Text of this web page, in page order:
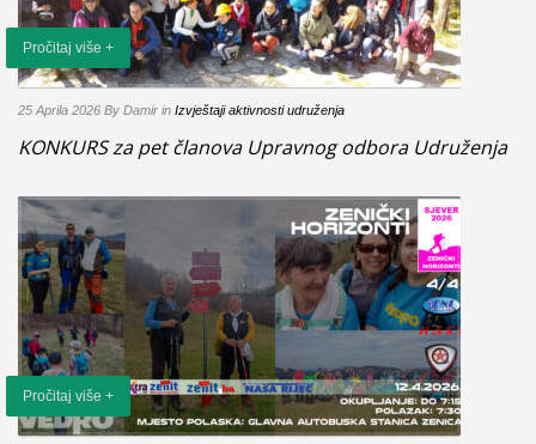
Pročitaj više +
25 Aprila 2026 By Damir in Izvještaji aktivnosti udruženja
KONKURS za pet članova Upravnog odbora Udruženja
Pročitaj više +